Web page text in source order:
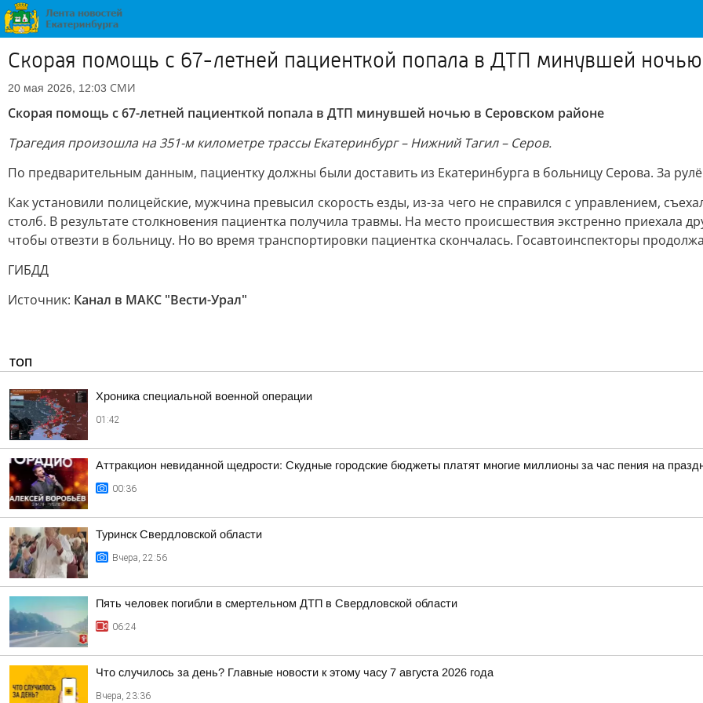
Скорая помощь с 67-летней пациенткой попала в ДТП минувшей
20 мая 2026, 12:03 СМИ
Скорая помощь с 67-летней пациенткой попала в ДТП минувшей ночью в Серовском районе
Трагедия произошла на 351-м километре трассы Екатеринбург – Нижний Тагил – Серов.
По предварительным данным, пациентку должны были доставить из Екатеринбурга в больницу Серова. За
Как установили полицейские, мужчина превысил скорость езды, из-за чего не справился с управлением,
столб. В результате столкновения пациентка получила травмы. На место происшествия экстренно приехала
чтобы отвезти в больницу. Но во время транспортировки пациентка скончалась. Госавтоинспекторы
ГИБДД
Источник: Канал в МАКС "Вести-Урал"
ТОП
Хроника специальной военной операции
01:42
Аттракцион невиданной щедрости: Скудные городские бюджеты платят многие миллионы за час пения на
00:36
Туринск Свердловской области
Вчера, 22:56
Пять человек погибли в смертельном ДТП в Свердловской области
06:24
Что случилось за день? Главные новости к этому часу 7 августа 2026 года
Вчера, 23:36